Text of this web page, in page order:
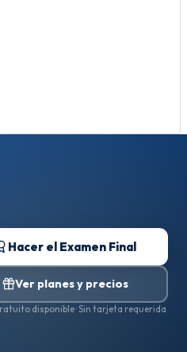
Hacer el Examen Final
Ver planes y precios
disponible · Sin tarjeta requerida